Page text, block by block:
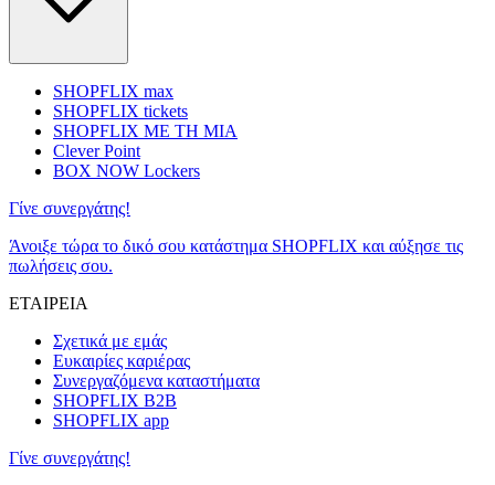
SHOPFLIX max
SHOPFLIX tickets
SHOPFLIX ΜΕ ΤΗ ΜΙΑ
Clever Point
BOX NOW Lockers
Γίνε συνεργάτης!
Άνοιξε τώρα το δικό σου κατάστημα SHOPFLIX και αύξησε τις
πωλήσεις σου.
ΕΤΑΙΡΕΙΑ
Σχετικά με εμάς
Ευκαιρίες καριέρας
Συνεργαζόμενα καταστήματα
SHOPFLIX B2B
SHOPFLIX app
Γίνε συνεργάτης!